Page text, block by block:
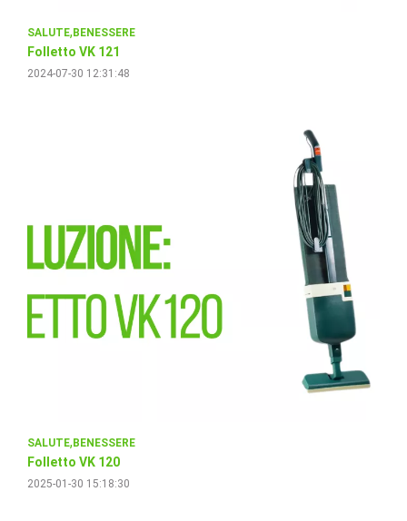
SALUTE BENESSERE
Folletto VK 121
2024-07-30 12:31:48
SALUTE BENESSERE
Folletto VK 120
2025-01-30 15:18:30